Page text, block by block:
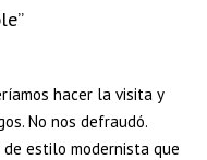
hacer la visita y
No nos defraudó.
estilo modernista que